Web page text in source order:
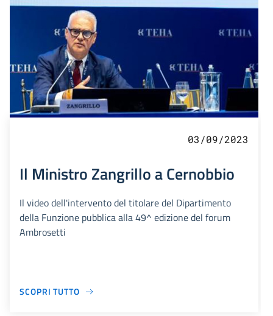
03/09/2023
Il Ministro Zangrillo a Cernobbio
Il video dell'intervento del titolare del Dipartimento
della Funzione pubblica alla 49^ edizione del forum
Ambrosetti
SCOPRI TUTTO